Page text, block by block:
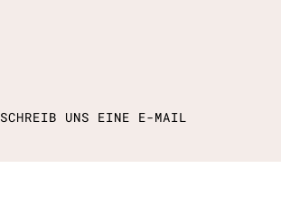
SCHREIB UNS EINE E-MAIL